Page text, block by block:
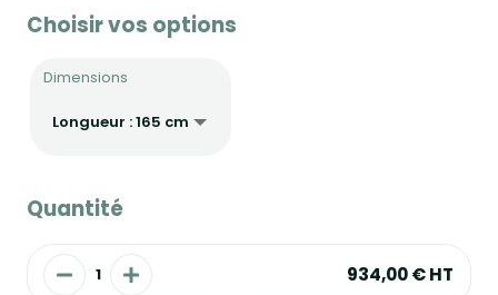
Choisir vos options
Dimensions
Quantité
934,00 €HT